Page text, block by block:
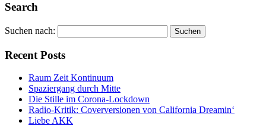
Search
Suchen nach:
Recent Posts
Raum Zeit Kontinuum
Spaziergang durch Mitte
Die Stille im Corona-Lockdown
Radio-Kritik: Coverversionen von California Dreamin‘
Liebe AKK